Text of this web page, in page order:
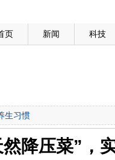
页 新闻 科技
生习惯
降压菜”，